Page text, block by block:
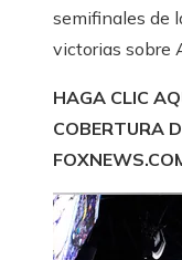
semifinales de
victorias sobre
HAGA CLIC
COBERTURA